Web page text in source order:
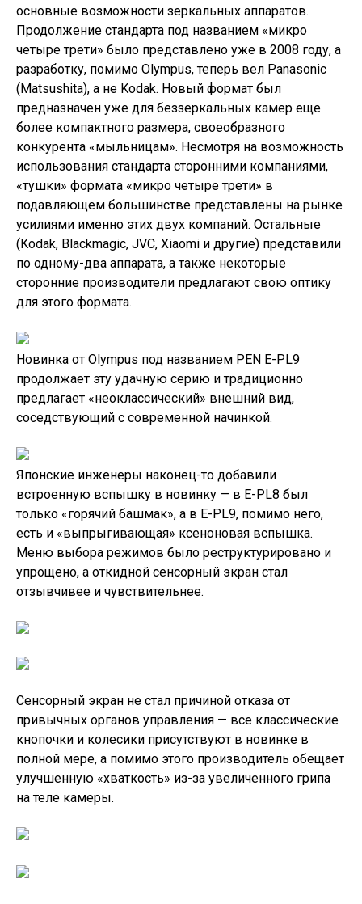
основные возможности зеркальных аппаратов.
Продолжение стандарта под названием «микро
четыре трети» было представлено уже в 2008 году, а
разработку, помимо Olympus, теперь вел Panasonic
(Matsushita), а не Kodak. Новый формат был
предназначен уже для беззеркальных камер еще
более компактного размера, своеобразного
конкурента «мыльницам». Несмотря на возможность
использования стандарта сторонними компаниями,
«тушки» формата «микро четыре трети» в
подавляющем большинстве представлены на рынке
усилиями именно этих двух компаний. Остальные
(Kodak, Blackmagic, JVC, Xiaomi и другие) представили
по одному-два аппарата, а также некоторые
сторонние производители предлагают свою оптику
для этого формата.
Новинка от Olympus под названием PEN E-PL9
продолжает эту удачную серию и традиционно
предлагает «неоклассический» внешний вид,
соседствующий с современной начинкой.
Японские инженеры наконец-то добавили
встроенную вспышку в новинку — в E-PL8 был
только «горячий башмак», а в E-PL9, помимо него,
есть и «выпрыгивающая» ксеноновая вспышка.
Меню выбора режимов было реструктурировано и
упрощено, а откидной сенсорный экран стал
отзывчивее и чувствительнее.
Сенсорный экран не стал причиной отказа от
привычных органов управления — все классические
кнопочки и колесики присутствуют в новинке в
полной мере, а помимо этого производитель обещает
улучшенную «хваткость» из-за увеличенного грипа
на теле камеры.